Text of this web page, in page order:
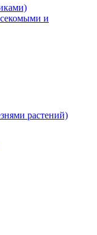
и
растений)